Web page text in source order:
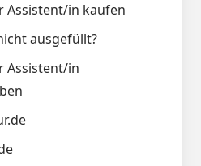
Assistent/in kaufen
ausgefüllt?
Assistent/in